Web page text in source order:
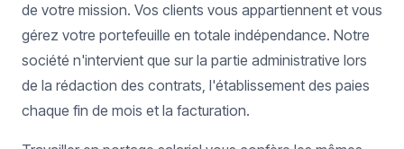
de votre mission. Vos clients vous appartiennent et vous
gérez votre portefeuille en totale indépendance. Notre
société n'intervient que sur la partie administrative lors
de la rédaction des contrats, l'établissement des paies
chaque fin de mois et la facturation.